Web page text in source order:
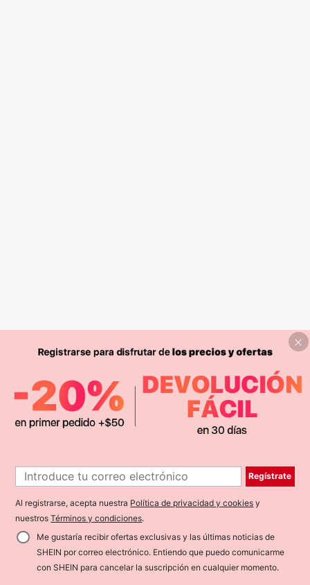
Regístrate
Al registrarse, acepta nuestra Política de privacidad y cookies y
nuestrosTérminos y condiciones.
Me gustaría recibir ofertas exclusivas y las últimas noticias de
SHEIN por correo electrónico. Entiendo que puedo comunicarme
con SHEIN para cancelar la suscripción en cualquier momento.